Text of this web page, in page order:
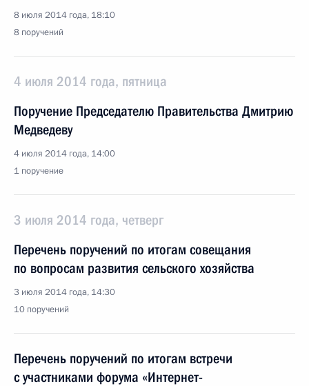
8 июля 2014 года, 18:10
8 поручений
4 июля 2014 года, пятница
Поручение Председателю Правительства Дмитрию
Медведеву
4 июля 2014 года, 14:00
1 поручение
3 июля 2014 года, четверг
Перечень поручений по итогам совещания
по вопросам развития сельского хозяйства
3 июля 2014 года, 14:30
10 поручений
Перечень поручений по итогам встречи
с участниками форума «Интернет-